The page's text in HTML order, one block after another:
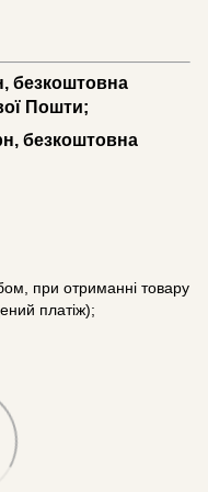
безкоштовна
Пошти;
безкоштовна
при отриманні товару
платіж);